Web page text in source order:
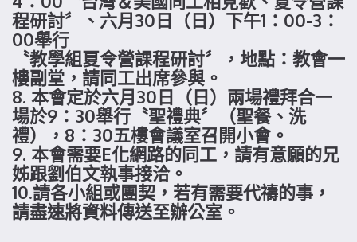
程研討〞、六月30日（日）下午1：00-3：
00舉行
〝教學組夏令營課程研討〞，地點：教會一
樓副堂，請同工出席參與。
8. 本會定於六月30日（日）兩場禮拜合一
場於9：30舉行〝聖禮典〞（聖餐、洗
禮），8：30五樓會議室召開小會。
9. 本會需要E化網路的同工，請有意願的兄
姊跟劉伯文執事接洽。
10.請各小組或團契，若有需要代禱的事，
請盡速將資料傳送至辦公室。